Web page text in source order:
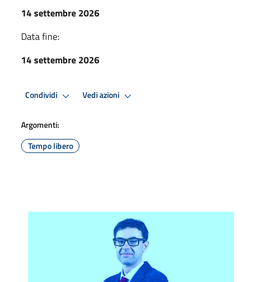
14 settembre 2026
Data fine:
14 settembre 2026
Condividi Vedi azioni
Argomenti:
Tempo libero